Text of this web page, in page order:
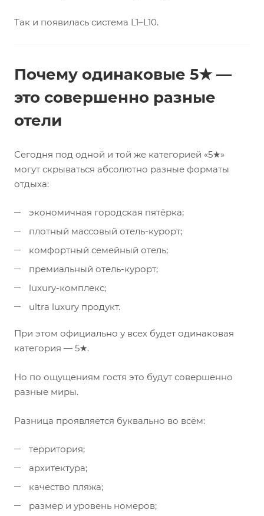
Так и появилась система L1–L10.
Почему одинаковые 5★ —
это совершенно разные
отели
Сегодня под одной и той же категорией «5★»
могут скрываться абсолютно разные форматы
отдыха:
экономичная городская пятёрка;
плотный массовый отель-курорт;
комфортный семейный отель;
премиальный отель-курорт;
luxury-комплекс;
ultra luxury продукт.
При этом официально у всех будет одинаковая
категория — 5★.
Но по ощущениям гостя это будут совершенно
разные миры.
Разница проявляется буквально во всём:
территория;
архитектура;
качество пляжа;
размер и уровень номеров;